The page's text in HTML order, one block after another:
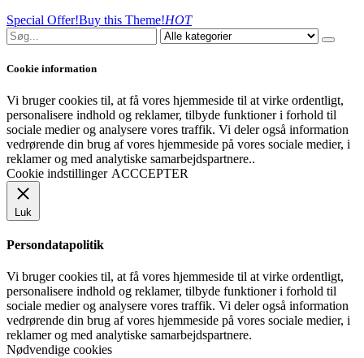
Special Offer!Buy this Theme!HOT
Cookie information
Vi bruger cookies til, at få vores hjemmeside til at virke ordentligt,
personalisere indhold og reklamer, tilbyde funktioner i forhold til
sociale medier og analysere vores traffik. Vi deler også information
vedrørende din brug af vores hjemmeside på vores sociale medier, i
reklamer og med analytiske samarbejdspartnere..
Cookie indstillinger ACCCEPTER
Luk
Persondatapolitik
Vi bruger cookies til, at få vores hjemmeside til at virke ordentligt,
personalisere indhold og reklamer, tilbyde funktioner i forhold til
sociale medier og analysere vores traffik. Vi deler også information
vedrørende din brug af vores hjemmeside på vores sociale medier, i
reklamer og med analytiske samarbejdspartnere.
Nødvendige cookies